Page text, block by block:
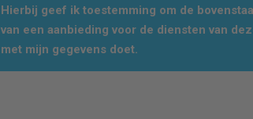
Hierbij geef ik toestemming om de
van een aanbieding voor de diensten van
met mijn gegevens doet.